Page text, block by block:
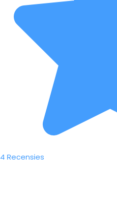
4 Recensies